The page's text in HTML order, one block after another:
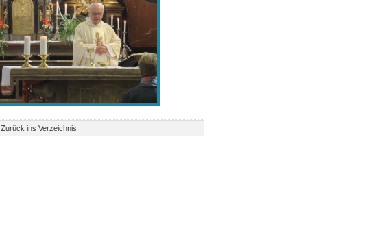
Zurück ins Verzeichnis